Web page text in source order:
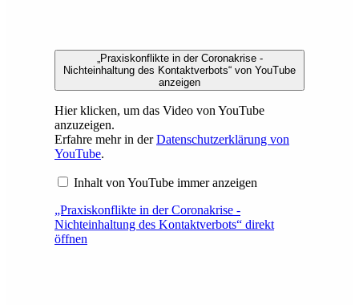
„Praxiskonflikte in der Coronakrise -
Nichteinhaltung des Kontaktverbots“ von YouTube
anzeigen
Hier klicken, um das Video von YouTube
anzuzeigen.
Erfahre mehr in derDatenschutzerklärung von
YouTube.
Inhalt von YouTube immer anzeigen
„Praxiskonflikte in der Coronakrise -
Nichteinhaltung des Kontaktverbots“ direkt
öffnen